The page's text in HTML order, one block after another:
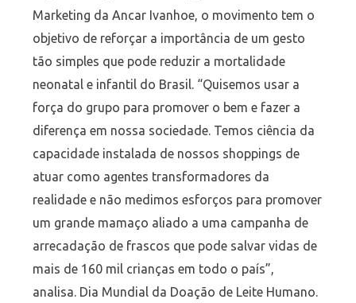
Marketing da Ancar Ivanhoe, o movimento tem o
objetivo de reforçar a importância de um gesto
tão simples que pode reduzir a mortalidade
neonatal e infantil do Brasil. “Quisemos usar a
força do grupo para promover o bem e fazer a
diferença em nossa sociedade. Temos ciência da
capacidade instalada de nossos shoppings de
atuar como agentes transformadores da
realidade e não medimos esforços para promover
um grande mamaço aliado a uma campanha de
arrecadação de frascos que pode salvar vidas de
mais de 160 mil crianças em todo o país”,
analisa. Dia Mundial da Doação de Leite Humano.